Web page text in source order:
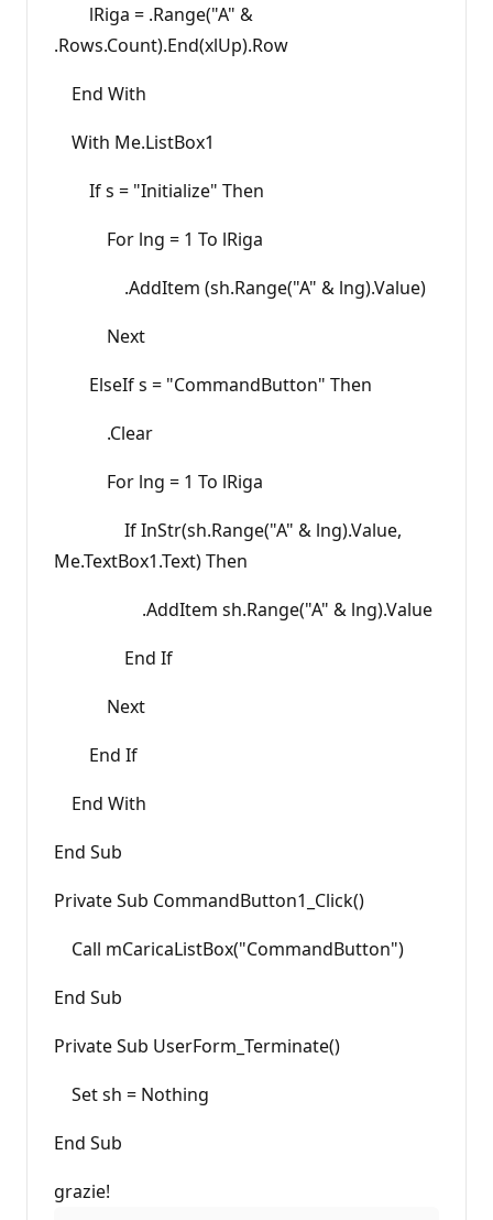
lRiga = .Range("A" &
.Rows.Count).End(xlUp).Row
End With
With Me.ListBox1
If s = "Initialize" Then
For lng = 1 To lRiga
.AddItem (sh.Range("A" & lng).Value)
Next
ElseIf s = "CommandButton" Then
.Clear
For lng = 1 To lRiga
If InStr(sh.Range("A" & lng).Value,
Me.TextBox1.Text) Then
.AddItem sh.Range("A" & lng).Value
End If
Next
End If
End With
End Sub
Private Sub CommandButton1_Click()
Call mCaricaListBox("CommandButton")
End Sub
Private Sub UserForm_Terminate()
Set sh = Nothing
End Sub
grazie!